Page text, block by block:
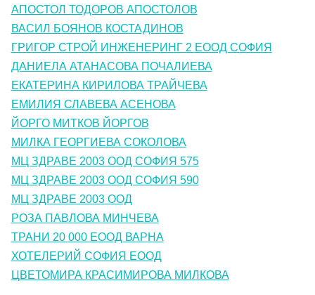
АПОСТОЛ ТОДОРОВ АПОСТОЛОВ
ВАСИЛ БОЯНОВ КОСТАДИНОВ
ГРИГОР СТРОЙ ИНЖЕНЕРИНГ 2 ЕООД СОФИЯ
ДАНИEЛА АТАНАСОВА ПОЧАЛИЕВА
ЕКАТЕРИНА КИРИЛОВА ТРАЙЧЕВА
ЕМИЛИЯ СЛАВЕВА АСЕНОВА
ЙОРГО МИТКОВ ЙОРГОВ
МИЛКА ГЕОРГИЕВА СОКОЛОВА
МЦ ЗДРАВЕ 2003 ООД СОФИЯ 575
МЦ ЗДРАВЕ 2003 ООД СОФИЯ 590
МЦ ЗДРАВЕ 2003 ООД
РОЗА ПАВЛОВА МИНЧЕВА
ТРАНИ 20 000 ЕООД ВАРНА
ХОТЕЛЕРИЙ СОФИЯ ЕООД
ЦВЕТОМИРА КРАСИМИРОВА МИЛКОВА